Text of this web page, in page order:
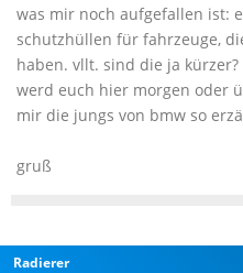
was mir noch aufgefallen ist:
schutzhüllen für fahrzeuge,
haben. vllt. sind die ja kürzer?
werd euch hier morgen oder
mir die jungs von bmw so
gruß
Radierer